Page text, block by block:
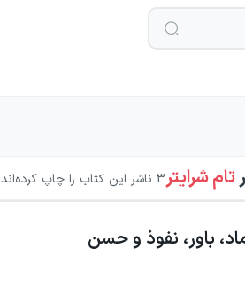
تام شرایتر3 ناشر این کتاب را چاپ کرده‌اند
باور، نفوذ و حسن